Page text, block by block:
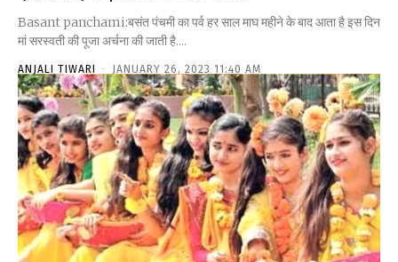
Basant panchami:बसंत पंचमी का पर्व हर साल माघ महीने के बाद आता है इस दिन
मां सरस्वती की पूजा अर्चना की जाती है....
ANJALI TIWARI - JANUARY 26, 2023 11:40 AM